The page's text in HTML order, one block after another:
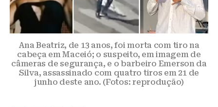
Ana Beatriz, de 13 anos, foi morta com tiro na
cabeça em Maceió; o suspeito, em imagem de
câmeras de segurança, e o barbeiro Emerson da
Silva, assassinado com quatro tiros em 21 de
junho deste ano. (Fotos: reprodução)